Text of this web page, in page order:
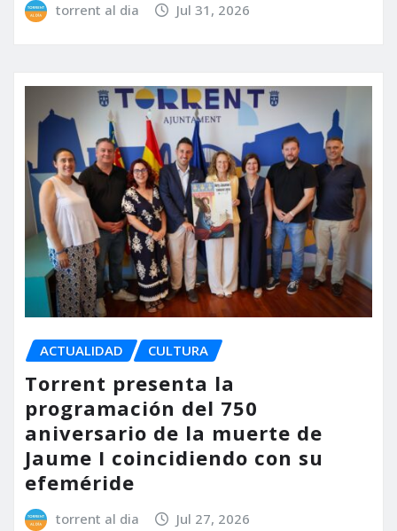
torrent al dia Jul 31, 2026
ACTUALIDAD CULTURA
Torrent presenta la
programación del 750
aniversario de la muerte de
Jaume I coincidiendo con su
efeméride
torrent al dia Jul 27, 2026